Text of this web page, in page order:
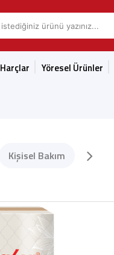
Harçlar Yöresel Ürünler
Kişisel Bakım